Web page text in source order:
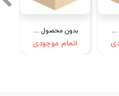
بدون محصول جهت نمایش
اتمام موجودی
بدون محصول جهت نمایش